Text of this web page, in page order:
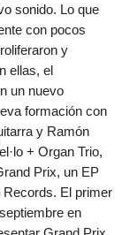
sonido. Lo que
con pocos
y
ellas, el
un nuevo
formación con
y Ramón
+ Organ Trio,
Prix, un EP
El primer
en